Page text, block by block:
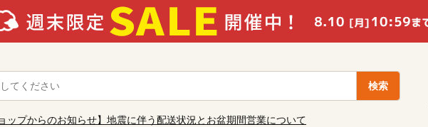
ョップからのお知らせ】地震に伴う配送状況とお盆期間営業について